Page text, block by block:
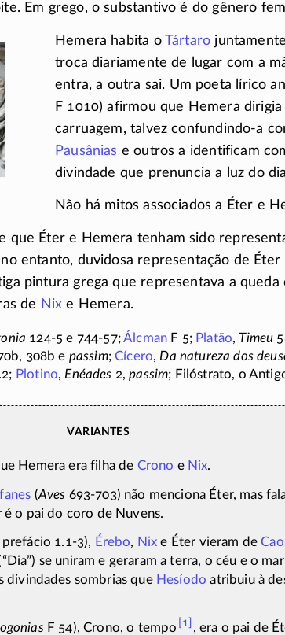
Em grego, o substantivo é do gênero
Hemera habita o Tártaro
troca diariamente de lugar com a
entra, a outra sai. Um poeta lírico
F 1010) afirmou que Hemera dirigia
carruagem, talvezconfundindo-a
Pausânias e outros a identificam
divindade que prenuncia a luz do dia
Não há mitos associados a Éter e
que Éter e Hemera tenham sido
entanto, duvidosa representação de
pintura grega que representava a queda
de Nix e Hemera.
124-5 e 744-57;Álcman F 5; Platão, Timeu
308b e passim;Cícero, Da natureza dos
Plotino, Enéades 2,passim; Filóstrato, o
Variantes
Hemera era filha de Crono e Nix.
(Aves 693-703) não menciona Éter, mas
é o pai do coro de Nuvens.
prefácio 1.1-3), Érebo, Nix e Éter vieram de
se uniram e geraram a terra, o céu e o
divindades sombrias que Hesíodo atribuiu à
F 54), Crono, o tempo [1] , era o pai de